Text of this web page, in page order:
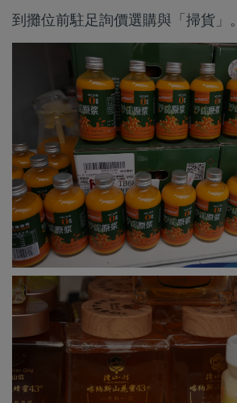
到攤位前駐足詢價選購與「掃貨」。